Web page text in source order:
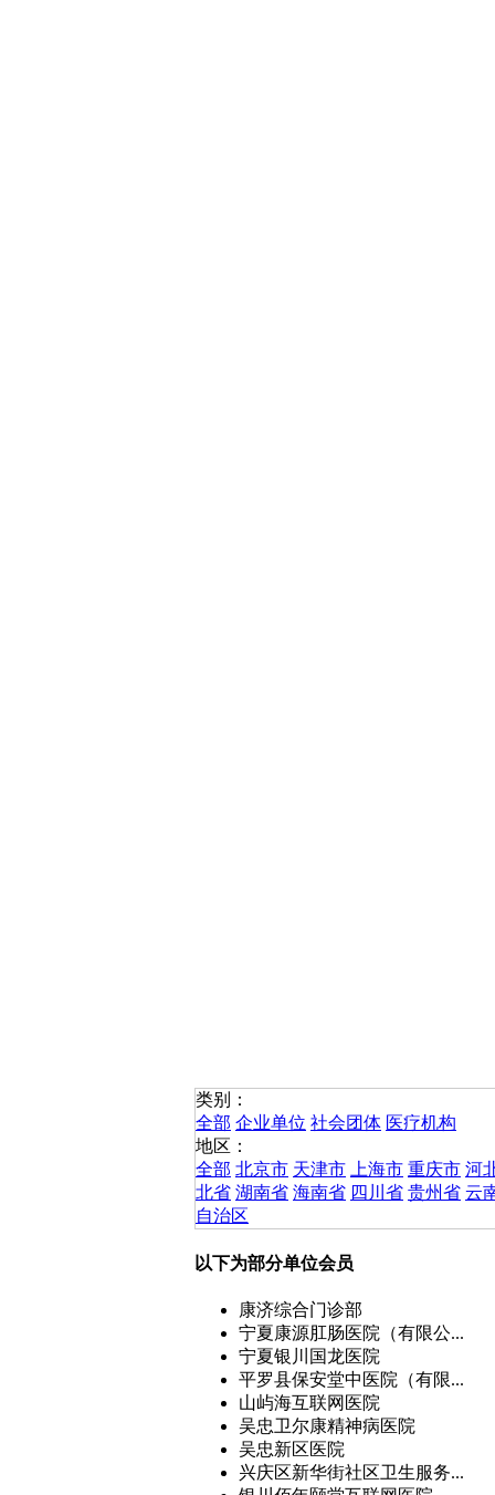
类别：
全部 企业单位 社会团体 医疗机构
地区：
全部 北京市 天津市 上海市 重庆市 河
北省 湖南省 海南省 四川省 贵州省 云
自治区
以下为部分单位会员
康济综合门诊部
宁夏康源肛肠医院（有限公...
宁夏银川国龙医院
平罗县保安堂中医院（有限...
山屿海互联网医院
吴忠卫尔康精神病医院
吴忠新区医院
兴庆区新华街社区卫生服务...